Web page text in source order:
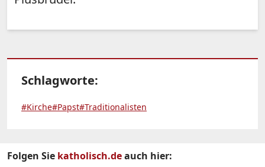
Schlagworte:
#Kirche#Papst#Traditionalisten
Folgen Sie katholisch.deauch hier: